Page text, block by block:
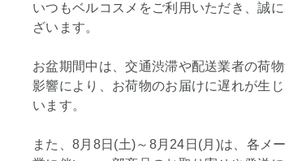
いつもベルコスメをご利用いただき、誠
ざいます。
お盆期間中は、交通渋滞や配送業者の荷
影響により、お荷物のお届けに遅れが生
います。
また、8月8日(土)～8月24日(月)は、各メ